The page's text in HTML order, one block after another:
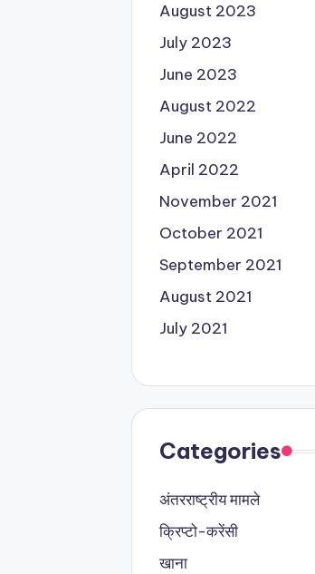
August 2023
July 2023
June 2023
August 2022
June 2022
April 2022
November 2021
October 2021
September 2021
August 2021
July 2021
Categories
अंतरराष्ट्रीय मामले
क्रिप्टो-करेंसी
खाना